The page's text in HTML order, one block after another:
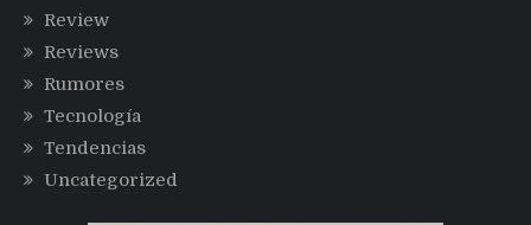
Review
Reviews
Rumores
Tecnología
Tendencias
Uncategorized